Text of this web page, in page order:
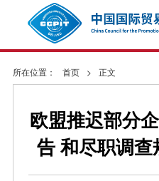
所在位置： 首页 > 正文
欧盟推迟部分
告 和尽职调